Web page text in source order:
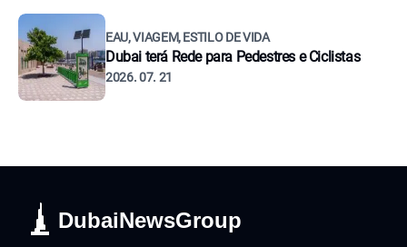
EAU, VIAGEM, ESTILO DE VIDA
Dubai terá Rede para Pedestres e Ciclistas
2026. 07. 21
DubaiNewsGroup